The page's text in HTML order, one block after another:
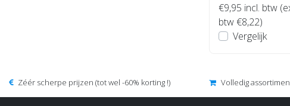
€9,95 incl. btw
btw €8,22)
Vergelijk
Zéér scherpe prijzen (tot wel -60% korting !) Volledig